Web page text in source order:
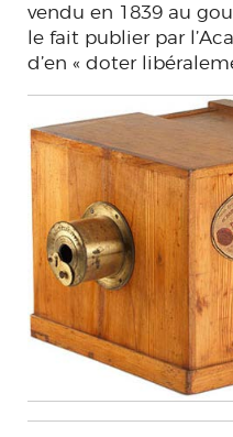
vendu en 1839 au
le fait publier par
d’en « doter